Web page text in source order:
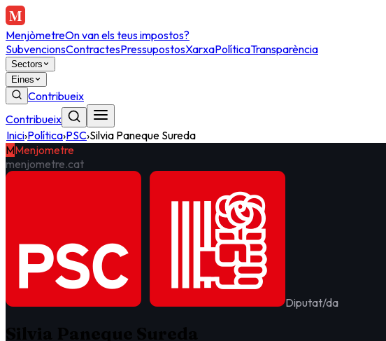
MenjòmetreOn van els teus impostos?
SubvencionsContractesPressupostosXarxaPolíticaTransparència
Sectors
Eines
Contribueix
Contribueix
Inici›Política›PSC›Silvia Paneque Sureda
MMenjometre
menjometre.cat
Diputat/da